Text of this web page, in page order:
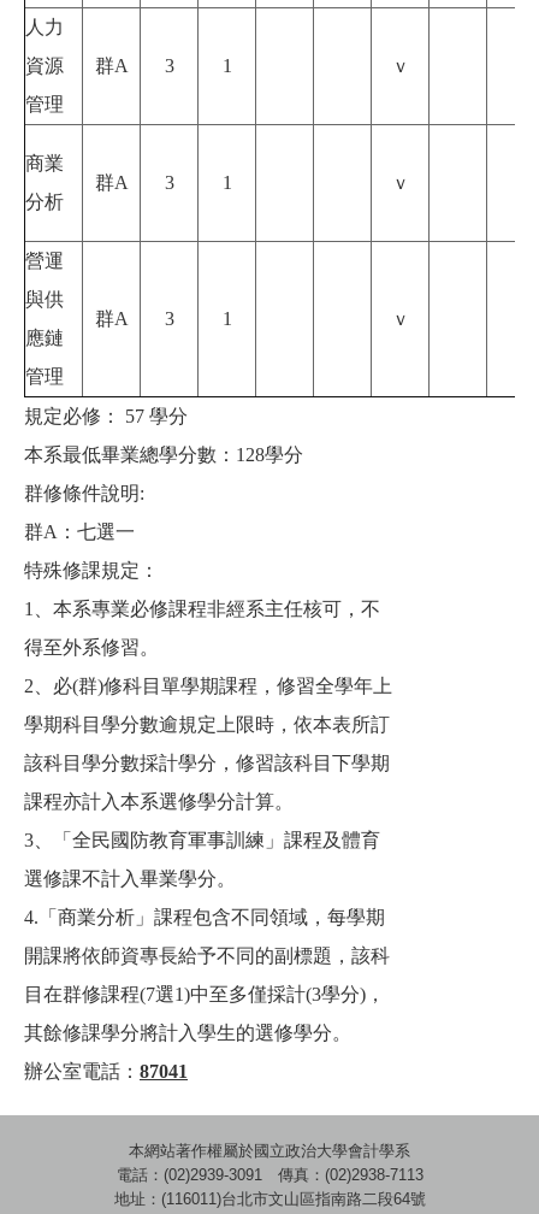
人力
資源
管理
群A 3 1 ｖ
商業
分析
群A 3 1 ｖ
營運
與供
應鏈
管理
群A 3 1 ｖ
規定必修： 57 學分
本系最低畢業總學分數：128學分
群修條件說明:
群A：七選一
特殊修課規定：
1、本系專業必修課程非經系主任核可，不
得至外系修習。
2、必(群)修科目單學期課程，修習全學年上
學期科目學分數逾規定上限時，依本表所訂
該科目學分數採計學分，修習該科目下學期
課程亦計入本系選修學分計算。
3、「全民國防教育軍事訓練」課程及體育
選修課不計入畢業學分。
4.「商業分析」課程包含不同領域，每學期
開課將依師資專長給予不同的副標題，該科
目在群修課程(7選1)中至多僅採計(3學分)，
其餘修課學分將計入學生的選修學分。
辦公室電話： 87041
本網站著作權屬於國立政治大學會計學系
電話：(02)2939-3091 傳真：(02)2938-7113
地址：(116011)台北市文山區指南路二段64號